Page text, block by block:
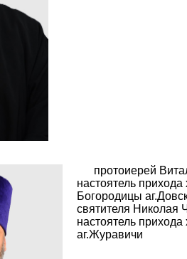
протоиерей
настоятель
Богородицы
святителя Николая
настоятель
аг.Журавичи